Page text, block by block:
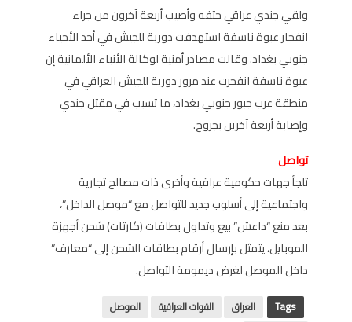
ولقي جندي عراقي حتفه وأصيب أربعة آخرون من جراء
انفجار عبوة ناسفة استهدفت دورية للجيش في أحد الأحياء
جنوبي بغداد. وقالت مصادر أمنية لوكالة الأنباء الألمانية إن
عبوة ناسفة انفجرت عند مرور دورية للجيش العراقي في
منطقة عرب جبور جنوبي بغداد، ما تسبب في مقتل جندي
وإصابة أربعة آخرين بجروح.
تواصل
تلجأ جهات حكومية عراقية وأخرى ذات مصالح تجارية
واجتماعية إلى أسلوب جديد للتواصل مع “موصل الداخل”،
بعد منع “داعش” بيع وتداول بطاقات (كارتات) شحن أجهزة
الموبايل، يتمثل بإرسال أرقام بطاقات الشحن إلى “معارف”
داخل الموصل لغرض ديمومة التواصل.
Tags العراق القوات العراقية
الموصل